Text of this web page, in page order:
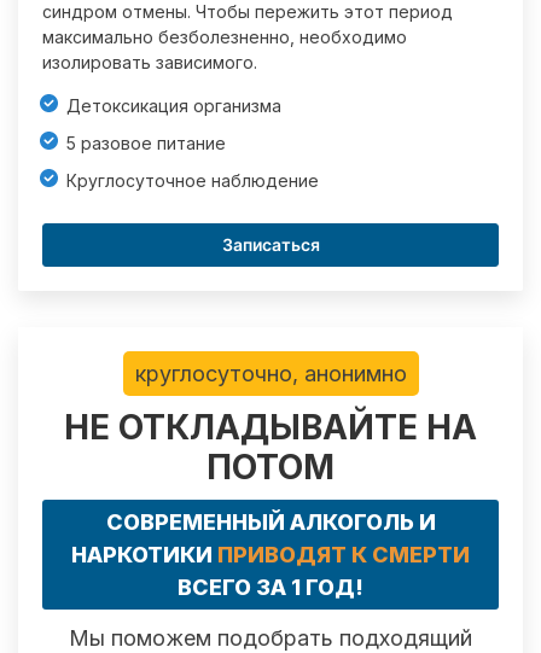
синдром отмены. Чтобы пережить этот период
максимально безболезненно, необходимо
изолировать зависимого.
Детоксикация организма
5 разовое питание
Круглосуточное наблюдение
Записаться
круглосуточно, анонимно
НЕ ОТКЛАДЫВАЙТЕ НА
ПОТОМ
СОВРЕМЕННЫЙ АЛКОГОЛЬ И
НАРКОТИКИ ПРИВОДЯТ К СМЕРТИ
ВСЕГО ЗА 1 ГОД!
Мы поможем подобрать подходящий